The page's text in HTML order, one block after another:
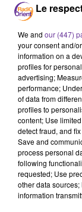
المشرق 4
4 juin 2026 - 4
المشرق 4
المشرق 4
Le
We and our (447)
your consent and/
information on a
profiles for
advertising;
performance;
of data from
profiles to
content; Use
detect fraud, and
Save and
process personal
following
requested; Use
other data
information